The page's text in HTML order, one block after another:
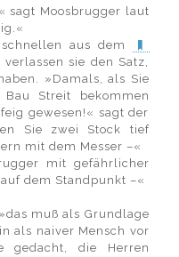
sagt Moosbrugger laut
aus dem
sie den Satz,
»Damals, als Sie
Streit bekommen
gewesen!« sagt der
Sie zwei Stock tief
mit dem Messer –«
mit gefährlicher
dem Standpunkt –«
muß als Grundlage
als naiver Mensch vor
gedacht, die Herren